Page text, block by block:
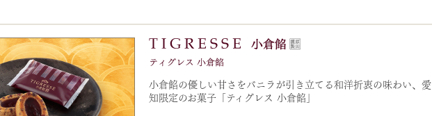
小倉餡の優しい甘さをバニラが引き立てる和洋折衷の味わい、愛
知限定のお菓子「ティグレス 小倉餡」